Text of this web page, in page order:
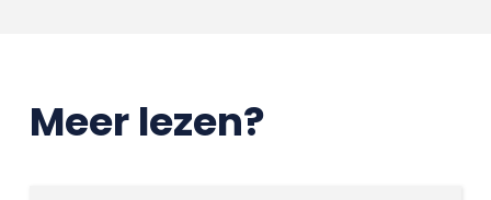
Meer lezen?